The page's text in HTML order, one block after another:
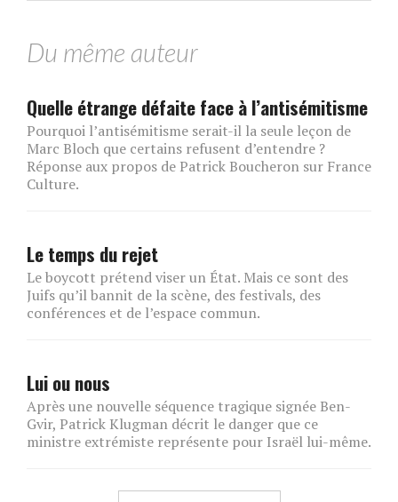
Du même auteur
Quelle étrange défaite face à l’antisémitisme
Pourquoi l’antisémitisme serait-il la seule leçon de
Marc Bloch que certains refusent d’entendre ?
Réponse aux propos de Patrick Boucheron sur France
Culture.
Le temps du rejet
Le boycott prétend viser un État. Mais ce sont des
Juifs qu’il bannit de la scène, des festivals, des
conférences et de l’espace commun.
Lui ou nous
Après une nouvelle séquence tragique signée Ben-
Gvir, Patrick Klugman décrit le danger que ce
ministre extrémiste représente pour Israël lui-même.